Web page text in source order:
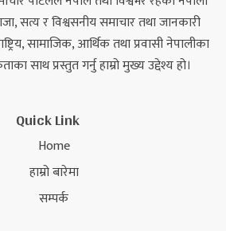
सत्य र विश्वसनीय समाचार तथा जानकारी
सामाजिक, आर्थिक तथा प्रवासी नेपालीका
साथ प्रस्तुत गर्नु हाम्रो मुख्य उद्देश्य हो।
Quick Link
Home
हाम्रो बारेमा
सम्पर्क